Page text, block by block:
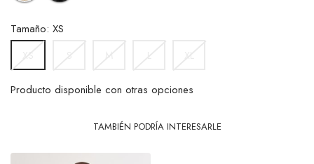
Tamaño: XS
Producto disponible con otras opciones
TAMBIÉN PODRÍA INTERESARLE